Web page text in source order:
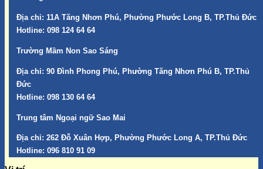
Địa chỉ: 11A Tăng Nhơn Phú, Phường Phước Long B, TP.Thủ Đức
Hotline: 098 124 64 64
Trường Mầm Non Sao Sáng
Địa chỉ: 90 Đình Phong Phú, Phường Tăng Nhơn Phú B, TP.Thủ
Đức
Hotline: 098 130 64 64
Trung tâm Ngoại ngữ Sao Mai
Địa chỉ: 262 Đỗ Xuân Hợp, Phường Phước Long A, TP.Thủ Đức
Hotline: 096 810 91 09